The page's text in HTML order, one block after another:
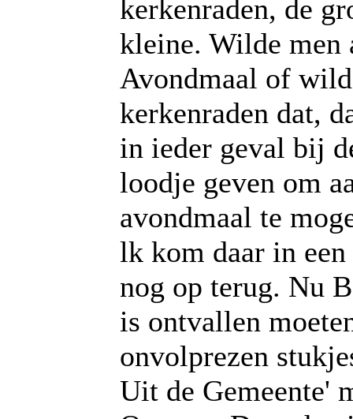
kerkenraden, de
kleine. Wilde men
Avondmaal of
kerkenraden dat,
in ieder geval bij
loodje geven om
avondmaal te
lk kom daar in
nog op terug. Nu
is ontvallen
onvolprezen
Uit de Gemeente'